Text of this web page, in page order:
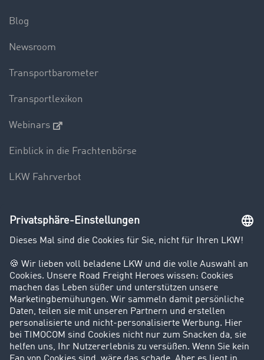
Blog
Newsroom
Transportbarometer
Transportlexikon
Webinars
Einblick in die Frachtenbörse
LKW Fahrverbot
Unternehmen
Kunden werben Kunden
Success Stories
Karriere
Support